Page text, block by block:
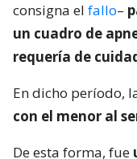
consigna el fallo–
un cuadro de
requería de
En dicho período,
con el menor al
De esta forma, fue